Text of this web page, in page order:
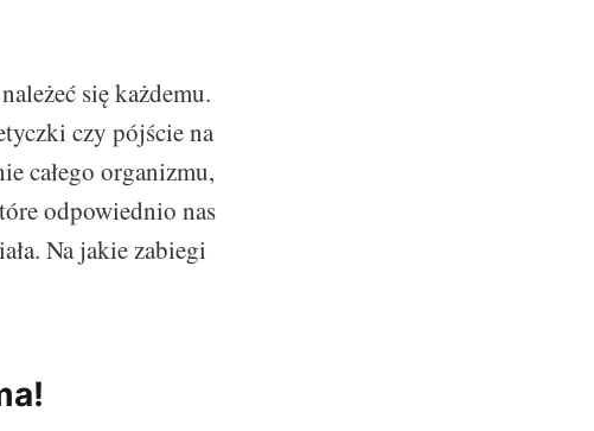
się każdemu.
czy pójście na
całego organizmu,
odpowiednio nas
Na jakie zabiegi